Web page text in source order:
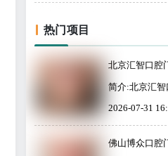
牙齿美白
热门项目
北京汇智口腔
现仅需2500元
优惠与杰出服
简介:北京汇智
成立于2004年
海淀区市场监
的私立口腔医
500平方米，
2026-07-31
佛山博众口腔